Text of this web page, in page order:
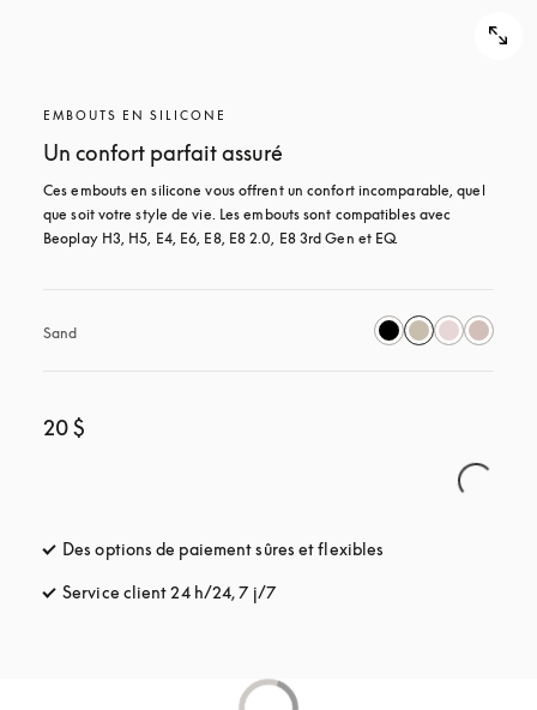
EMBOUTS EN SILICONE
Un confort parfait assuré
Ces embouts en silicone vous offrent un confort incomparable, quel
que soit votre style de vie. Les embouts sont compatibles avec
Beoplay H3, H5, E4, E6, E8, E8 2.0, E8 3rd Gen et EQ.
Sand
20 $
Des options de paiement sûres et flexibles
Service client 24 h/24, 7 j/7s’ouvre dans un nouvel onglet